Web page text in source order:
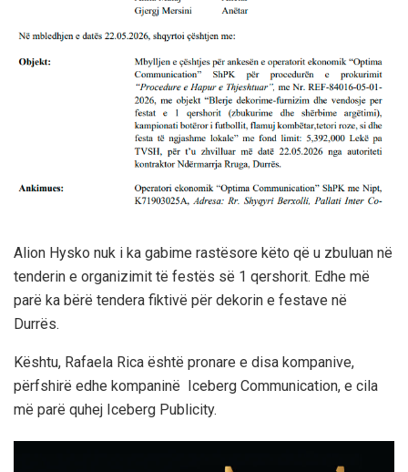
Alion Hysko nuk i ka gabime rastësore këto që u zbuluan në
tenderin e organizimit të festës së 1 qershorit. Edhe më
parë ka bërë tendera fiktivë për dekorin e festave në
Durrës.
Kështu, Rafaela Rica është pronare e disa kompanive,
përfshirë edhe kompaninë Iceberg Communication, e cila
më parë quhej Iceberg Publicity.